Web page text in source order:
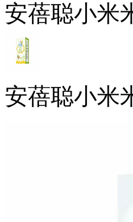
安蓓聪小米
安蓓聪小米